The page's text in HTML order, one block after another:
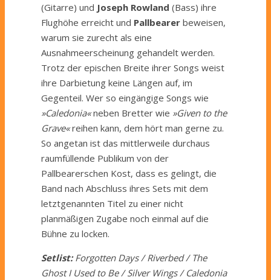
(Gitarre) und Joseph Rowland (Bass) ihre
Flughöhe erreicht und Pallbearer beweisen,
warum sie zurecht als eine
Ausnahmeerscheinung gehandelt werden.
Trotz der epischen Breite ihrer Songs weist
ihre Darbietung keine Längen auf, im
Gegenteil. Wer so eingängige Songs wie
»Caledonia«neben Bretter wie »Given to the
Grave«reihen kann, dem hört man gerne zu.
So angetan ist das mittlerweile durchaus
raumfüllende Publikum von der
Pallbearerschen Kost, dass es gelingt, die
Band nach Abschluss ihres Sets mit dem
letztgenannten Titel zu einer nicht
planmäßigen Zugabe noch einmal auf die
Bühne zu locken.
Setlist:Forgotten Days / Riverbed / The
Ghost I Used to Be / Silver Wings / Caledonia